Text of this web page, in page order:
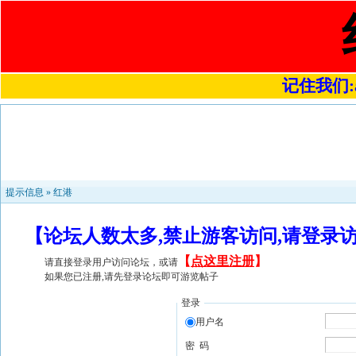
记住我们
提示信息 » 红港
【论坛人数太多,禁止游客访问,请登
请直接登录用户访问论坛，或请 【 点这里注册】
如果您已注册,请先登录论坛即可游览帖子
登录
用户名
密 码